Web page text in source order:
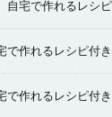
宅で作れるレシピ
作れるレシピ付き
作れるレシピ付き